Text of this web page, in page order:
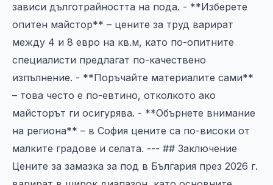
зависи дълготрайността на пода. - **Изберете
опитен майстор** – цените за труд варират
между 4 и 8 евро на кв.м, като по-опитните
специалисти предлагат по-качествено
изпълнение. - **Поръчайте материалите сами**
– това често е по-евтино, отколкото ако
майсторът ги осигурява. - **Обърнете внимание
на региона** – в София цените са по-високи от
малките градове и селата. --- ## Заключение
Цените за замазка за под в България през 2026 г.